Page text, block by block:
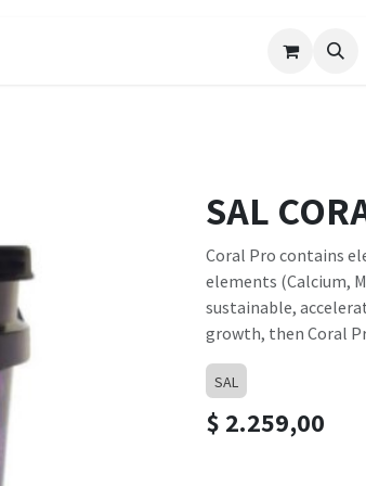
Solicitar cotizacion
SAL
Coral Pro contains
elements (Calcium,
sustainable,
growth, then Coral
SAL
$ 2.259,00